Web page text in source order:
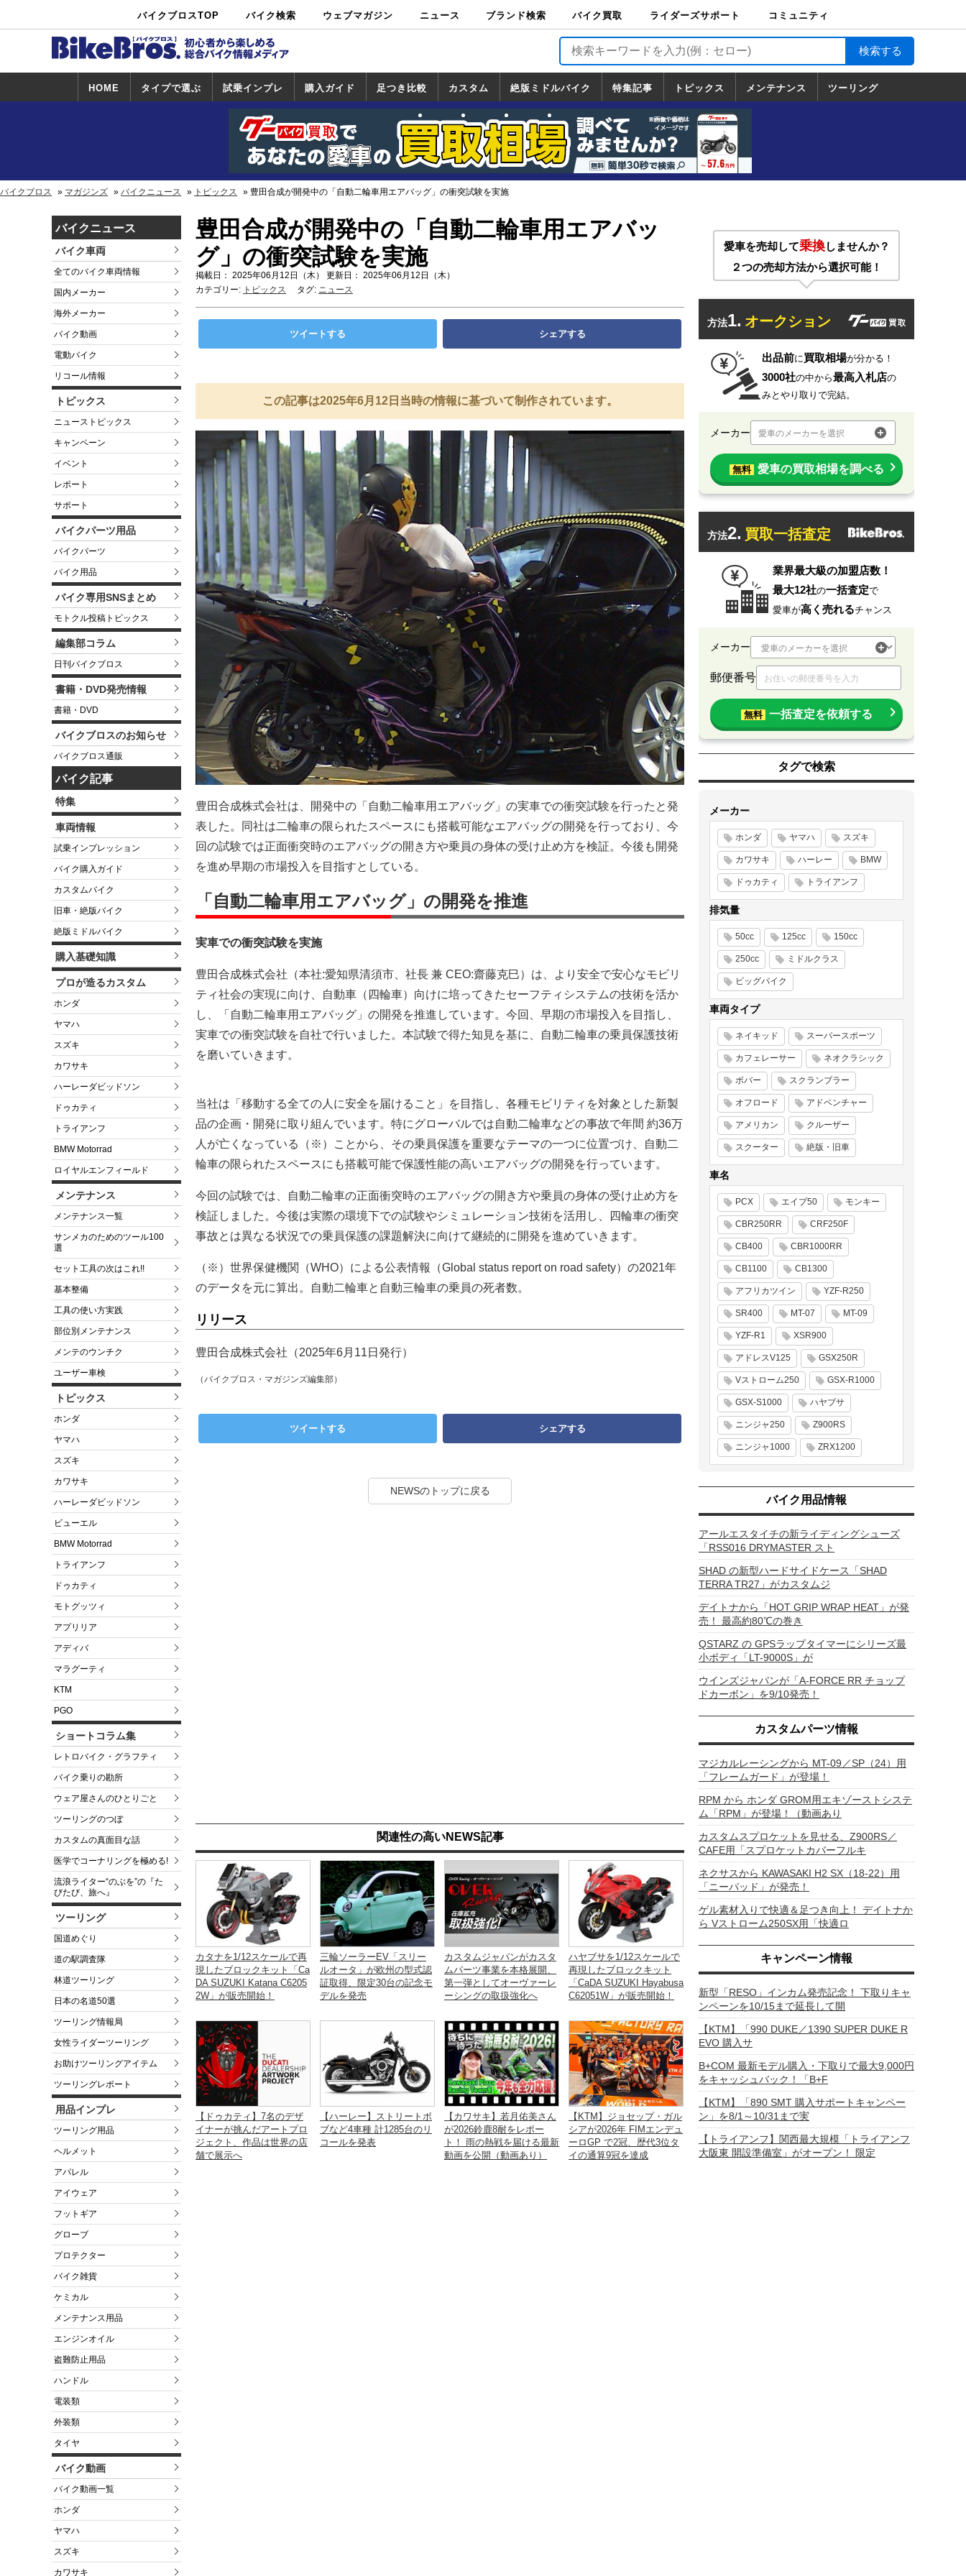
バイクブロスTOP バイク検索
中古バイ
ク・新車検
カタログ検
索
ショップ検
索
ウェブマガジン ニュース ブランド検索 バイク買取
バイク買取
ライダーズサポート
ライダーズサポート
TOP
バイク輸送
バイクガレージライ
フ
バイク車両保険
ロードサービス
バイク試乗
コミュニティ
HOME タイプで選ぶ 試乗インプレ
試乗インプレ
一覧
ホンダ
ヤマハ
スズキ
カワサキ
ハーレー
BMW
トライアンフ
ドゥカティ
購入ガイド
一覧
足つき比較 カスタム
カスタム
一覧
ホンダ
ヤマハ
スズキ
カワサキ
絶版ミドルバイク
絶版ミドルバイク
一覧
ホンダ
ヤマハ
スズキ
カワサキ
特集記事 トピックス
トピックス
一覧
ホンダ
ヤマハ
スズキ
カワサキ
ハーレーダ
ビッドソン
BMW
ドゥカティ
トライアン
フ
メンテナンス ツーリング
道の駅調査隊
ツーリング情報局
日本の道50選
国道めぐり
林道ツーリング
バイクブロス マガジンズ バイクニュース トピックス 豊田合成が開発中の「自動二輪車用エアバッグ」の衝突試験を実施
バイクニュース
バイク車両
全てのバイク車両情報
国内メーカー
海外メーカー
バイク動画
電動バイク
リコール情報
トピックス
ニューストピックス
キャンペーン
イベント
レポート
サポート
バイクパーツ用品
バイクパーツ
バイク用品
バイク専用SNSまとめ
モトクル投稿トピックス
編集部コラム
日刊バイクブロス
書籍・DVD発売情報
書籍・DVD
バイクブロスのお知らせ
バイクブロス通販
バイク記事
特集
車両情報
試乗インプレッション
バイク購入ガイド
カスタムバイク
旧車・絶版バイク
絶版ミドルバイク
購入基礎知識
プロが造るカスタム
ホンダ
ヤマハ
スズキ
カワサキ
ハーレーダビッドソン
ドゥカティ
トライアンフ
BMW Motorrad
ロイヤルエンフィールド
メンテナンス
メンテナンス一覧
サンメカのためのツール100
選
セット工具の次はこれ!!
基本整備
工具の使い方実践
部位別メンテナンス
メンテのウンチク
ユーザー車検
トピックス
ホンダ
ヤマハ
スズキ
カワサキ
ハーレーダビッドソン
ビューエル
BMW Motorrad
トライアンフ
ドゥカティ
モトグッツィ
アプリリア
アディバ
マラグーティ
KTM
PGO
ショートコラム集
レトロバイク・グラフティ
バイク乗りの勘所
ウェア屋さんのひとりごと
ツーリングのつぼ
カスタムの真面目な話
医学でコーナリングを極める!
流浪ライター“のぶを”の『た
びたび、旅へ』
ツーリング
国道めぐり
道の駅調査隊
林道ツーリング
日本の名道50選
ツーリング情報局
女性ライダーツーリング
お助けツーリングアイテム
ツーリングレポート
用品インプレ
ツーリング用品
ヘルメット
アパレル
アイウェア
フットギア
グローブ
プロテクター
バイク雑貨
ケミカル
メンテナンス用品
エンジンオイル
盗難防止用品
ハンドル
電装類
外装類
タイヤ
バイク動画
バイク動画一覧
ホンダ
ヤマハ
スズキ
カワサキ
豊田合成が開発中の「自動二輪車用エアバッ
グ」の衝突試験を実施
掲載日： 2025年06月12日（木） 更新日： 2025年06月12日（木）
カテゴリー: トピックス タグ: ニュース
ツイートする シェアする
この記事は2025年6月12日当時の情報に基づいて制作されています。
豊田合成株式会社は、開発中の「自動二輪車用エアバッグ」の実車での衝突試験を行ったと発
表した。同社は二輪車の限られたスペースにも搭載可能なエアバッグの開発を行っており、今
回の試験では正面衝突時のエアバッグの開き方や乗員の身体の受け止め方を検証。今後も開発
を進め早期の市場投入を目指すとしている。
「自動二輪車用エアバッグ」の開発を推進
実車での衝突試験を実施
豊田合成株式会社（本社:愛知県清須市、社長 兼 CEO:齋藤克巳）は、より安全で安心なモビリ
ティ社会の実現に向け、自動車（四輪車）向けに培ってきたセーフティシステムの技術を活か
し、「自動二輪車用エアバッグ」の開発を推進しています。今回、早期の市場投入を目指し、
実車での衝突試験を自社で行いました。本試験で得た知見を基に、自動二輪車の乗員保護技術
を磨いていきます。
当社は「移動する全ての人に安全を届けること」を目指し、各種モビリティを対象とした新製
品の企画・開発に取り組んでいます。特にグローバルでは自動二輪車などの事故で年間 約36万
人が亡くなっている（※）ことから、その乗員保護を重要なテーマの一つに位置づけ、自動二
輪車の限られたスペースにも搭載可能で保護性能の高いエアバッグの開発を行っています。
今回の試験では、自動二輪車の正面衝突時のエアバッグの開き方や乗員の身体の受け止め方を
検証しました。今後は実際の環境下での試験やシミュレーション技術を活用し、四輪車の衝突
事故とは異なる状況での乗員保護の課題解決に向けて継続的に開発を進めていきます。
（※）世界保健機関（WHO）による公表情報（Global status report on road safety）の2021年
のデータを元に算出。自動二輪車と自動三輪車の乗員の死者数。
リリース
豊田合成株式会社（2025年6月11日発行）
（バイクブロス・マガジンズ編集部）
ツイートする シェアする
NEWSのトップに戻る
関連性の高いNEWS記事
カタナを1/12スケールで再
現したブロックキット「Ca
DA SUZUKI Katana C6205
2W」が販売開始！
三輪ソーラーEV「スリー
ルオータ」が欧州の型式認
証取得、限定30台の記念モ
デルを発売
カスタムジャパンがカスタ
ムパーツ事業を本格展開、
第一弾としてオーヴァーレ
ーシングの取扱強化へ
ハヤブサを1/12スケールで
再現したブロックキット
「CaDA SUZUKI Hayabusa
C62051W」が販売開始！
【ドゥカティ】7名のデザ
イナーが挑んだアートプロ
ジェクト、作品は世界の店
舗で展示へ
【ハーレー】ストリートボ
ブなど4車種 計1285台のリ
コールを発表
【カワサキ】若月佑美さん
が2026鈴鹿8耐をレポー
ト！ 雨の熱戦を届ける最新
動画を公開（動画あり）
【KTM】ジョセップ・ガル
シアが2026年 FIMエンデュ
ーロGP で2冠、歴代3位タ
イの通算9冠を達成
愛車を売却して乗換しませんか？
２つの売却方法から選択可能！
方法1. オークション
出品前に買取相場が分かる！
3000社の中から最高入札店の
みとやり取りで完結。
メーカー 愛車のメーカーを選択
無料 愛車の買取相場を調べる
方法2. 買取一括査定
業界最大級の加盟店数！
最大12社の一括査定で
愛車が高く売れるチャンス
メーカー
郵便番号
無料 一括査定を依頼する
タグで検索
メーカー
ホンダ ヤマハ スズキ
カワサキ ハーレー BMW
ドゥカティ トライアンフ
排気量
50cc 125cc 150cc
250cc ミドルクラス
ビッグバイク
車両タイプ
ネイキッド スーパースポーツ
カフェレーサー ネオクラシック
ボバー スクランブラー
オフロード アドベンチャー
アメリカン クルーザー
スクーター 絶版・旧車
車名
PCX エイプ50 モンキー
CBR250RR CRF250F
CB400 CBR1000RR
CB1100 CB1300
アフリカツイン YZF-R250
SR400 MT-07 MT-09
YZF-R1 XSR900
アドレスV125 GSX250R
Vストローム250 GSX-R1000
GSX-S1000 ハヤブサ
ニンジャ250 Z900RS
ニンジャ1000 ZRX1200
バイク用品情報
アールエスタイチの新ライディングシューズ
「RSS016 DRYMASTER スト
SHAD の新型ハードサイドケース「SHAD
TERRA TR27」がカスタムジ
デイトナから「HOT GRIP WRAP HEAT」が発
売！ 最高約80℃の巻き
QSTARZ の GPSラップタイマーにシリーズ最
小ボディ「LT-9000S」が
ウインズジャパンが「A-FORCE RR チョップ
ドカーボン」を9/10発売！
カスタムパーツ情報
マジカルレーシングから MT-09／SP（24）用
「フレームガード」が登場！
RPM から ホンダ GROM用エキゾーストシステ
ム「RPM」が登場！（動画あり
カスタムスプロケットを見せる、Z900RS／
CAFE用「スプロケットカバーフルキ
ネクサスから KAWASAKI H2 SX（18-22）用
「ニーパッド」が発売！
ゲル素材入りで快適＆足つき向上！ デイトナか
ら Vストローム250SX用「快適ロ
キャンペーン情報
新型「RESO」インカム発売記念！ 下取りキャ
ンペーンを10/15まで延長して開
【KTM】「990 DUKE／1390 SUPER DUKE R
EVO 購入サ
B+COM 最新モデル購入・下取りで最大9,000円
をキャッシュバック！「B+F
【KTM】「890 SMT 購入サポートキャンペー
ン」を8/1～10/31まで実
【トライアンフ】関西最大規模「トライアンフ
大阪東 開設準備室」がオープン！ 限定